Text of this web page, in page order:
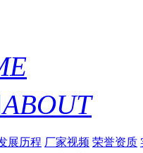
ABOUT
展历程 厂家视频 荣誉资质